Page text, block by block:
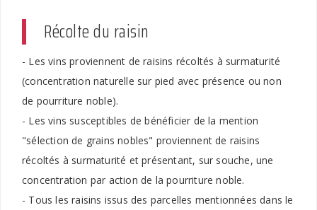
Récolte du raisin
- Les vins proviennent de raisins récoltés à surmaturité
(concentration naturelle sur pied avec présence ou non
de pourriture noble).
- Les vins susceptibles de bénéficier de la mention
"sélection de grains nobles" proviennent de raisins
récoltés à surmaturité et présentant, sur souche, une
concentration par action de la pourriture noble.
- Tous les raisins issus des parcelles mentionnées dans le